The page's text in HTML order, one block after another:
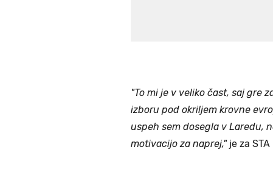
"To mi je v veliko čast, saj gre
izboru pod okriljem krovne
uspeh sem dosegla v Laredu,
motivacijo za naprej," je za